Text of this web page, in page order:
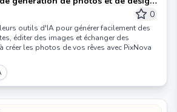
0
outils d'IA pour générer facilement des
éditer des images et échanger des
créer les photos de vos rêves avec PixNova